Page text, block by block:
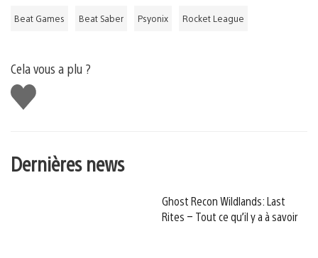
Beat Games Beat Saber Psyonix Rocket League
Cela vous a plu ?
J'aime
Dernières news
Ghost Recon Wildlands: Last
Rites – Tout ce qu’il y a à savoir